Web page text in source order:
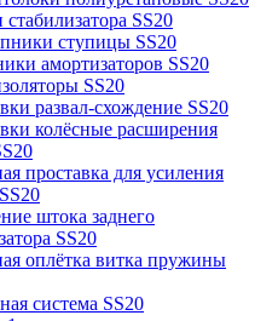
SS20
ступицы SS20
амортизаторов SS20
SS20
развал-схождение SS20
колёсные расширения
проставка для усиления
штока заднего
SS20
оплётка витка пружины
система SS20